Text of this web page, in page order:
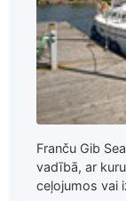
Franču Gib
vadībā, ar
ceļojumos vai